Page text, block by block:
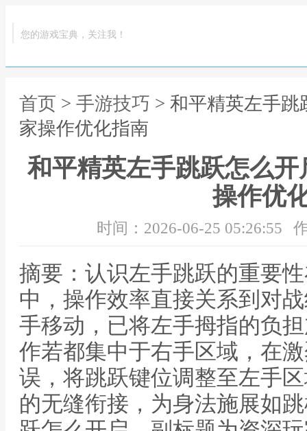
您的游戏宝典，关注我！
首页 > 手游技巧 > 和平精英左手
家操作优化指南
和平精英左手跳跃怎么
操作优
时间：2026-06-25 05:26:55
摘要：认识左手跳跃的重要
中，操作效率直接关系到对
手移动，已将左手拇指的负
作若都集中于右手区域，在
误，将跳跃键位调整至左手
的无缝衔接，为身法施展如